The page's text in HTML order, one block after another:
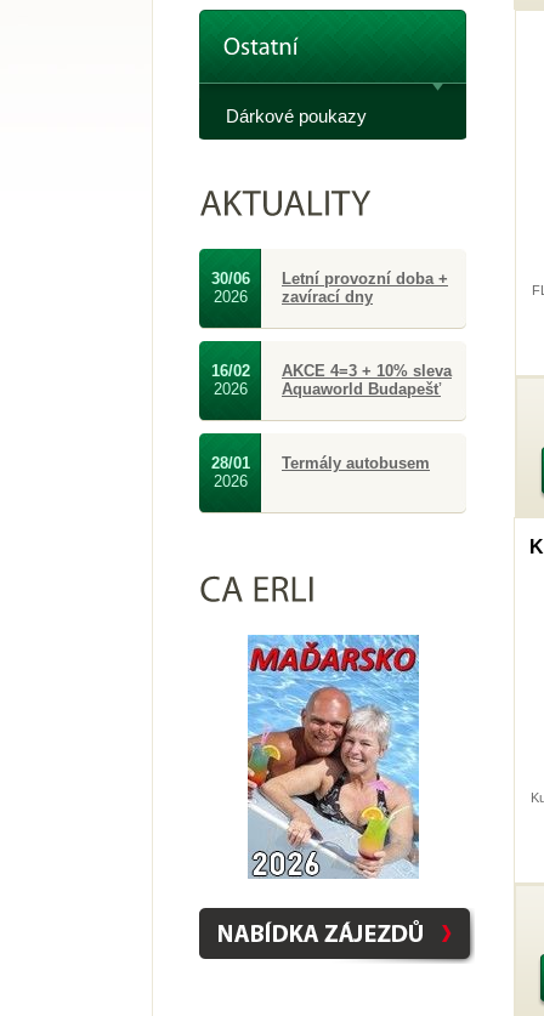
Dárkové poukazy
30/06
2026
Letní provozní doba +
zavírací dny
16/02
2026
AKCE 4=3 + 10% sleva
Aquaworld Budapešť
28/01
2026
Termály autobusem